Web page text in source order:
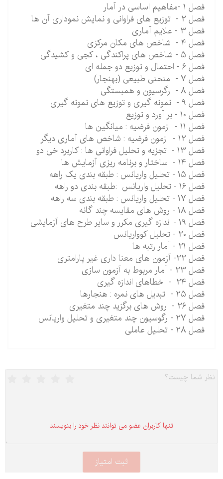
فصل 1 -مفاهیم اساسی در آمار
فصل 2 - توزیع های فراوانی و نمایش نموداری آن ها
فصل 3 - علایم آماری
فصل 4 - شاخص های مکان مرکزی
فصل 5 - شاخص های پراکندگی ، کجی و کشیدگی
فصل 6 - احتمال و توزیع دو جمله ای
فصل 7 - منحنی طبیعی (بهنجار)
فصل 8 - رگرسیون و همبستگی
فصل 9 - نمونه گیری و توزیع های نمونه گیری
فصل 10 - بر آورد و توزیع
فصل 11 - ازمون فرضیه : میانگین ها
فصل 12 - ازمون فرضیه : شاخص های آماری دیگر
فصل 13 - تجزیه و تحلیل فراوانی ها : کاربرد خی دو
فصل 14 - ساختار و برنامه ریزی آزمایش ها
فصل 15 - تحلیل واریانس : طبقه بندی یک راهه
فصل 16 - تحلیل واریانس :طبقه بندی دو راهه
فصل 17 - تحلیل واریانس : طبقه بندی سه راهه
فصل 18 - روش های مقایسه چند گانه
فصل 19 - اندازه گیری مکرر و سایر طرح های آزمایشی
فصل 20 - تحلیل کوواریانس
فصل 21 - آمار رتبه ها
فصل 22- آزمون های معنا داری غیر پارامتری
فصل 23 - آمار مربوط به آزمون سازی
فصل 24 - خطاهای اندازه گیری
فصل 25 - تبدیل های نمره : هنجارها
فصل 26 - روش های برگزید چند متغیری
فصل 27 - رگوسیون چند متغیری و تحلیل واریانس
فصل 28 - تحلیل عاملی
تنها كاربران عضو می توانند نظر خود را بنویسند